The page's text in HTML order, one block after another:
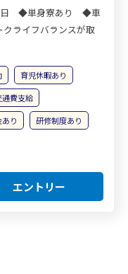
日 ◆単身寮あり ◆車
ライフバランスが取
育児休暇あり
通費支給
り
研修制度あり
エントリー